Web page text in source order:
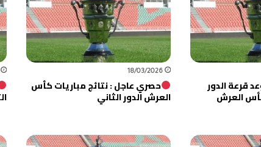
قرعة الدور
العرش
18/03/2026
حصري عاجل : نتائج مباريات كأس
العرش الدور الثاني